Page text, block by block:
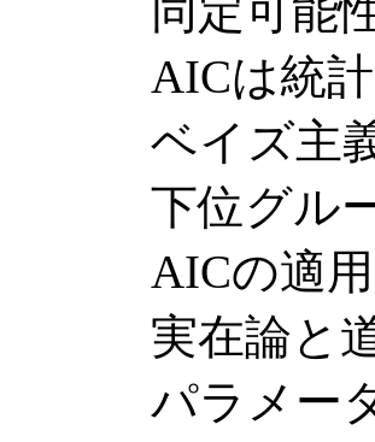
同定可能
AICは統計学
ベイズ主義
下位グルー
AICの適用
実在論と道
パラメータ